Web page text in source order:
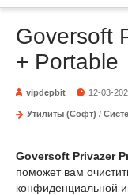
Goversoft
+ Portable
vipdepbit 12-03-
Утилиты (Софт) /
Goversoft Privazer
поможет вам
конфиденциальной